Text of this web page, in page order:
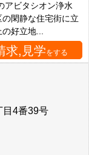
アビタシオン浄水
閑静な住宅街に立
好立地...
求,見学をする
目4番39号